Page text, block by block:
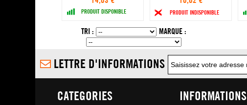
PRODUIT DISPONIBLE PRODUIT INDISPONIBLE
TRI : MARQUE :
LETTRE D'INFORMATIONS
CATEGORIES INFORMATIONS